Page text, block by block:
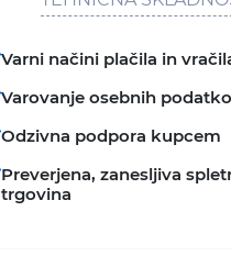
Varni načini plačila in
Varovanje osebnih
Odzivna podpora kupcem
Preverjena, zanesljiva
trgovina